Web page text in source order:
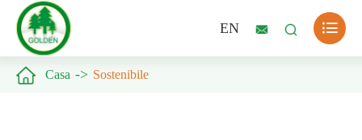
EN   
 Casa Sostenibile